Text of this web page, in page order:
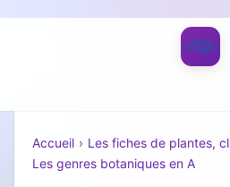
Accueil › Les fiches de plantes,
Les genres botaniques en A